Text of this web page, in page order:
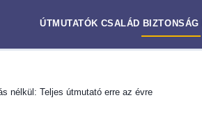
ÚTMUTATÓK CSALÁD BIZTONSÁG
nélkül: Teljes útmutató erre az évre